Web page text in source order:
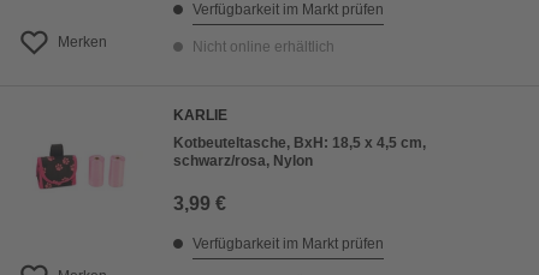
Merken
Verfügbarkeit im Markt prüfen
Nicht online erhältlich
KARLIE
Kotbeuteltasche, BxH: 18,5 x 4,5 cm,
schwarz/rosa, Nylon
3,99 €
Verfügbarkeit im Markt prüfen